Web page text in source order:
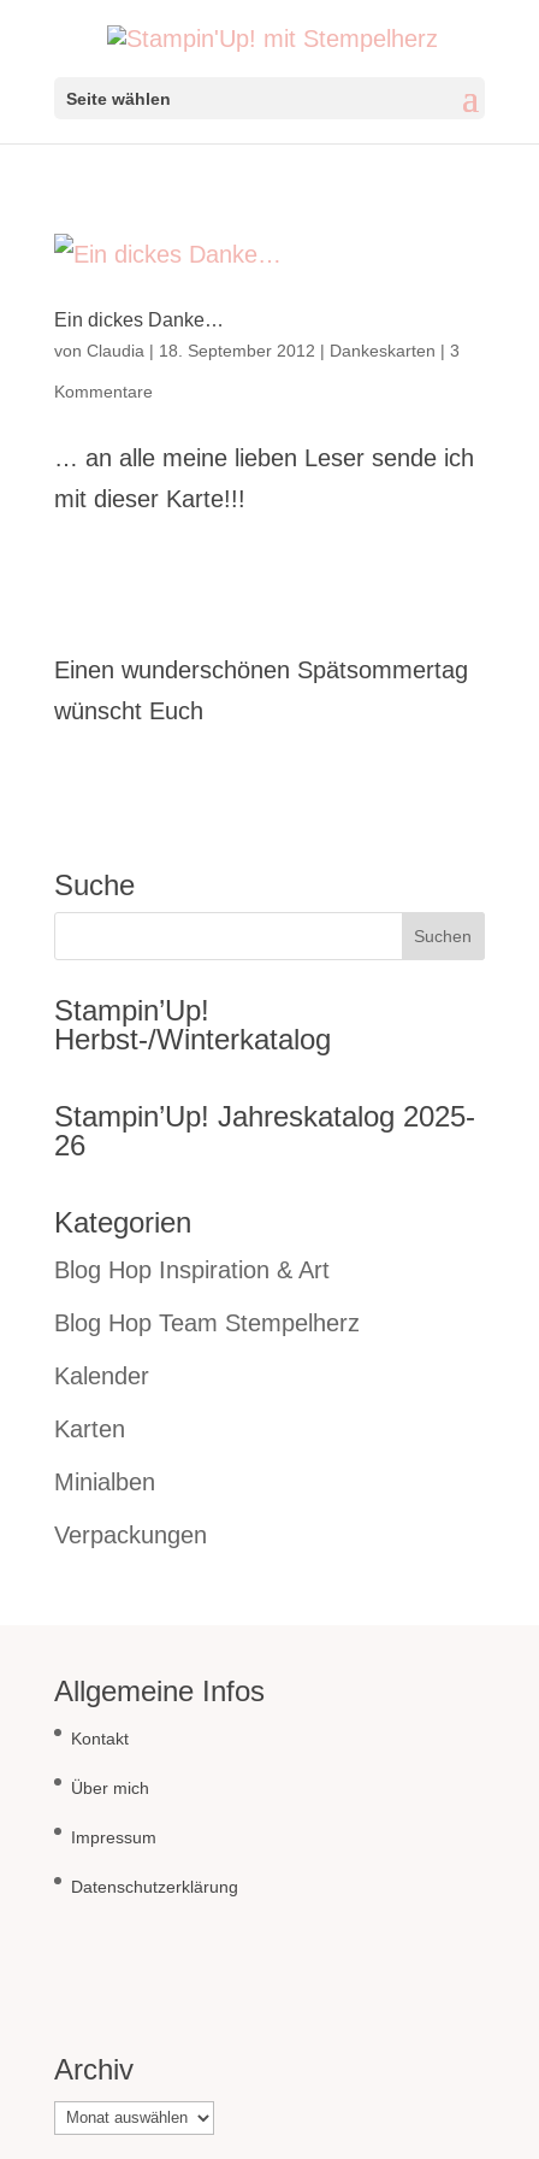
Seite wählen
Ein dickes Danke…
von Claudia | 18. September 2012 | Dankeskarten | 3
Kommentare
… an alle meine lieben Leser sende ich
mit dieser Karte!!!
Einen wunderschönen Spätsommertag
wünscht Euch
Suche
Stampin’Up!
Herbst-/Winterkatalog
Stampin’Up! Jahreskatalog 2025-
26
Kategorien
Blog Hop Inspiration & Art
Blog Hop Team Stempelherz
Kalender
Karten
Minialben
Verpackungen
Allgemeine Infos
Kontakt
Über mich
Impressum
Datenschutzerklärung
Archiv
Archiv